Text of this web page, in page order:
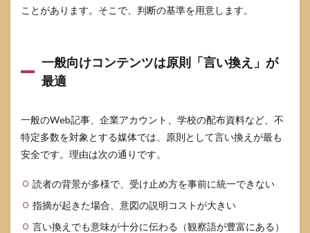
ことがあります。そこで、判断の基準を用意します。
一般向けコンテンツは原則「言い換え」が
最適
一般のWeb記事、企業アカウント、学校の配布資料など、不
特定多数を対象とする媒体では、原則として言い換えが最も
安全です。理由は次の通りです。
読者の背景が多様で、受け止め方を事前に統一できない
指摘が起きた場合、意図の説明コストが大きい
言い換えでも意味が十分に伝わる（観察語が豊富にある）